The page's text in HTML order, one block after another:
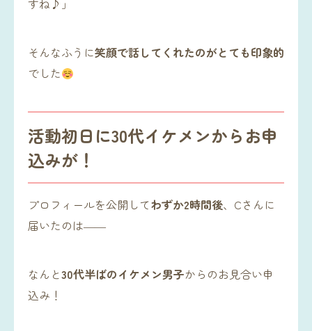
すね♪」
そんなふうに笑顔で話してくれたのがとても印象的
でした
活動初日に30代イケメンからお申
込みが！
プロフィールを公開してわずか2時間後、Cさんに
届いたのは――
なんと30代半ばのイケメン男子からのお見合い申
込み！